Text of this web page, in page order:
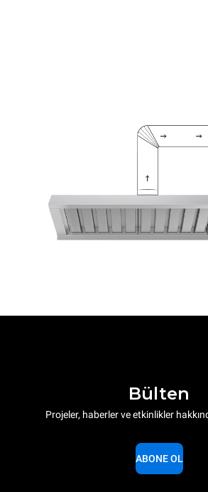
Bülten
Projeler, haberler ve etkinlikler
ABONE OL